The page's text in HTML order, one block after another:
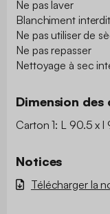
Ne pas laver
Blanchiment interdit
Ne pas utiliser de
Ne pas repasser
Nettoyage à sec
Dimension des
Carton 1: L 90.5 x
Notices
Télécharger la